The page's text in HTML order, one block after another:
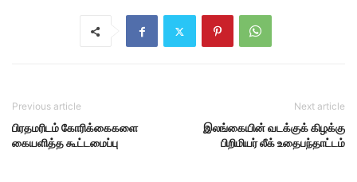
Previous article
பிரதமரிடம் கோரிக்கைகளை
கையளித்த கூட்டமைப்பு
Next article
இலங்கையின் வடக்குக் கிழக்கு
பிறிமியர் லீக் உதைபந்தாட்டம்